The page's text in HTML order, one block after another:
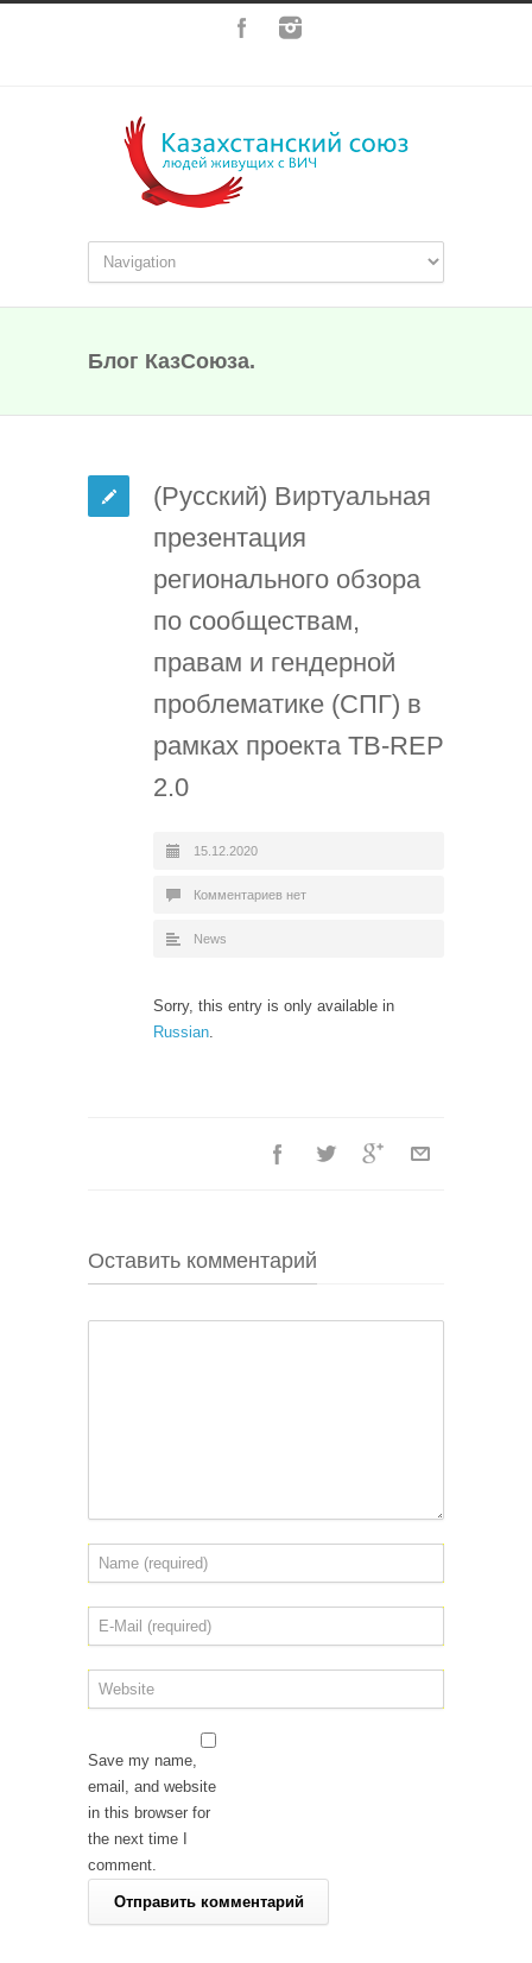
Блог КазСоюза.
(Русский) Виртуальная
презентация
регионального обзора
по сообществам,
правам и гендерной
проблематике (СПГ) в
рамках проекта TB-REP
2.0
15.12.2020
Комментариев нет
News
Sorry, this entry is only available in
Russian.
Оставить комментарий
Save my name,
email, and website
in this browser for
the next time I
comment.